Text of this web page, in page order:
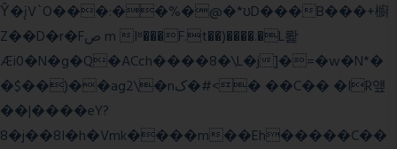
Ŷ�įV`O���:��%�@�*ʊD���B���+櫥
Z��D�r�Fص m Iʶ���F.t��)����.�L뢅
Æi0�N�g�Q�ACch����8�\L�j]�=�w�N*�
�$��)��ag2\�nک�#<� ��C�� �IR얲
��|����eY?
8�j��8I�h�Vmk����m��Eh�����C��